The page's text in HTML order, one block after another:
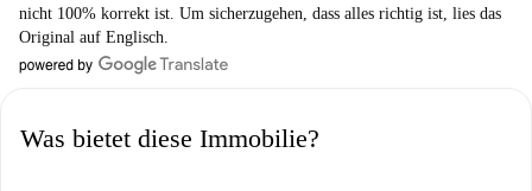
nicht 100% korrekt ist. Um sicherzugehen, dass alles richtig ist, lies das
Original auf Englisch.
Was bietet diese Immobilie?